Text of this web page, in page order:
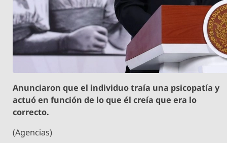
Anunciaron que el individuo traía una psicopatía y
actuó en función de lo que él creía que era lo
correcto.
(Agencias)